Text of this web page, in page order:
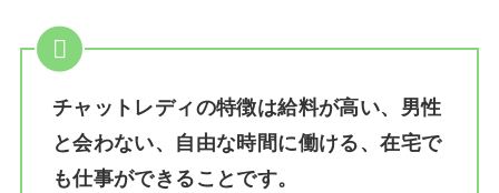
チャットレディの特徴は給料が高い、男性
と会わない、自由な時間に働ける、在宅で
も仕事ができることです。